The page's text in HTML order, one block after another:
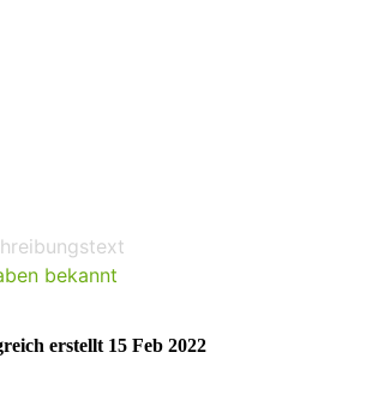
bekannt
erstellt 15 Feb 2022